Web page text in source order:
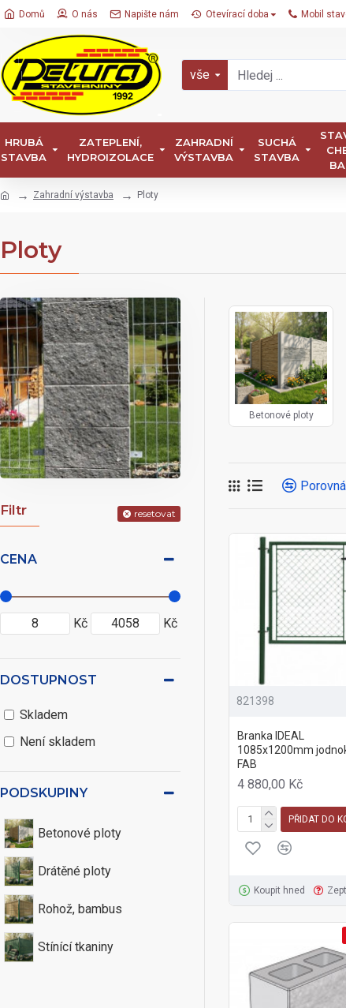
Domů O nás Napište nám Otevírací doba Mobil
vše
HRUBÁ
STAVBA
ZATEPLENÍ,
HYDROIZOLACE
ZAHRADNÍ
VÝSTAVBA
SUCHÁ
STAVBA
Zahradní výstavba Ploty
Ploty
Filtr resetovat
CENA
Kč Kč
PODSKUPINY
Betonové ploty
Drátěné ploty
Rohož, bambus
Stínící tkaniny
DOSTUPNOST
Skladem
Není skladem
Betonové ploty
821398
Branka IDEAL
1085x1200mm
FAB
4 880,00 Kč
PŘIDAT DO
Koupit hned